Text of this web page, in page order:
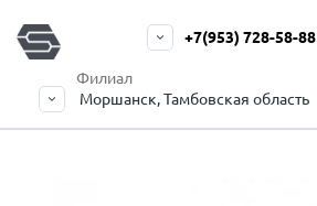
Филиал
Моршанск, Тамбовская область
+7(953) 728-58-88